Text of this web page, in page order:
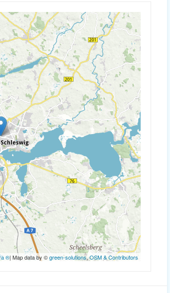
®| Map data by ©green-solutions,OSM & Contributors